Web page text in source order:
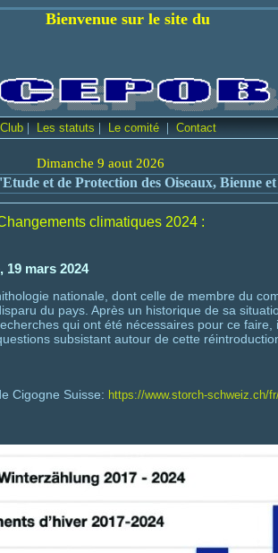
le site du
| Les statuts | Le comité | Contact
Dimanche 9 aout 2026
Protection des Oiseaux, Bienne et environs
climatiques 2024 :
19 mars 2024
nationale, dont celle de membre du
du pays. Après un historique de sa
qui ont été nécessaires pour ce
subsistant autour de cette
Cigogne Suisse: https://www.storch-schweiz.ch/